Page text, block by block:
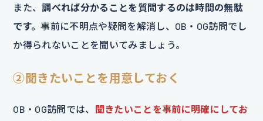
また、調べれば分かることを質問するのは時間の無駄
です。事前に不明点や疑問を解消し、OB・OG訪問でし
か得られないことを聞いてみましょう。
②聞きたいことを用意しておく
OB・OG訪問では、 聞きたいことを事前に明確にしてお